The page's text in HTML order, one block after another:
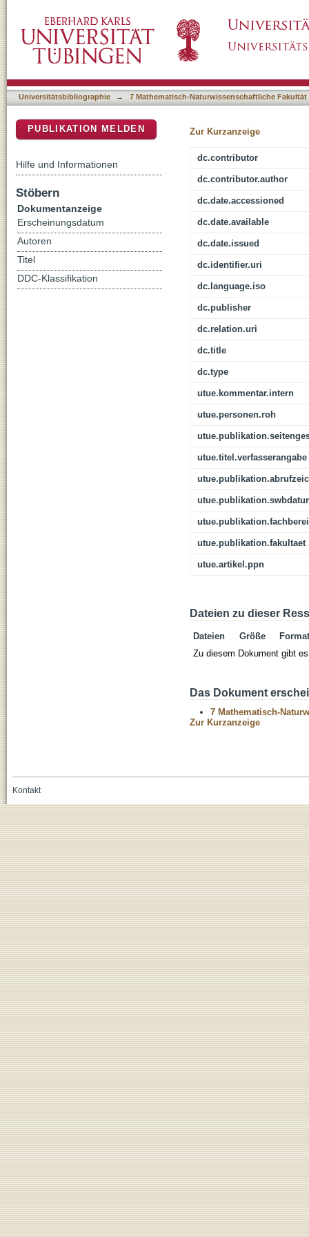
Universitätsbibliographie → 7 Mathematisch-Naturwissenschaftliche Fakultät
Zur Kurzanzeige
dc.contributor
dc.contributor.author
dc.date.accessioned
dc.date.available
dc.date.issued
dc.identifier.uri
dc.language.iso
dc.publisher
dc.relation.uri
dc.title
dc.type
utue.kommentar.intern
utue.personen.roh
utue.titel.verfasserangabe
utue.publikation.fakultaet
utue.artikel.ppn
Dateien zu dieser
Dateien Größe
Format
Zu diesem Dokument gibt
Das Dokument
7 Mathematisch-
Zur Kurzanzeige
PUBLIKATION MELDEN
Hilfe und Informationen
Stöbern
Dokumentanzeige
Erscheinungsdatum
Autoren
Titel
DDC-Klassifikation
Kontakt